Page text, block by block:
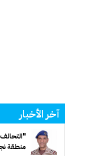
آخر الأخبار
منطقة